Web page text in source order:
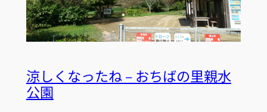
涼しくなったね – おちばの里親水
公園